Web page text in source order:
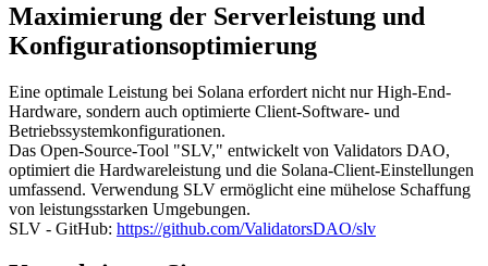
Maximierung der Serverleistung und
Konfigurationsoptimierung
Eine optimale Leistung bei Solana erfordert nicht nur High-End-
Hardware, sondern auch optimierte Client-Software- und
Betriebssystemkonfigurationen.
Das Open-Source-Tool "SLV," entwickelt von Validators DAO,
optimiert die Hardwareleistung und die Solana-Client-Einstellungen
umfassend. Verwendung SLV ermöglicht eine mühelose Schaffung
von leistungsstarken Umgebungen.
SLV - GitHub: https://github.com/ValidatorsDAO/slv